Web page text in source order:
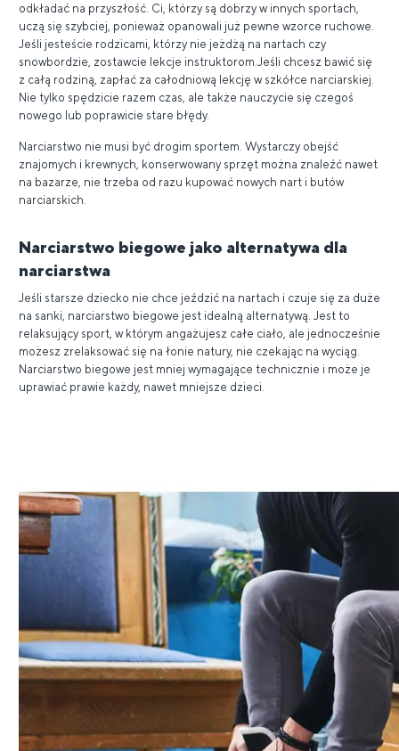
odkładać na przyszłość. Ci, którzy są dobrzy w innych sportach,
uczą się szybciej, ponieważ opanowali już pewne wzorce ruchowe.
Jeśli jesteście rodzicami, którzy nie jeżdżą na nartach czy
snowbordzie, zostawcie lekcje instruktorom.Jeśli chcesz bawić się
z całą rodziną, zapłać za całodniową lekcję w szkółce narciarskiej.
Nie tylko spędzicie razem czas, ale także nauczycie się czegoś
nowego lub poprawicie stare błędy.
Narciarstwo nie musi być drogim sportem. Wystarczy obejść
znajomych i krewnych, konserwowany sprzęt można znaleźć nawet
na bazarze, nie trzeba od razu kupować nowych nart i butów
narciarskich.
Narciarstwo biegowe jako alternatywa dla
narciarstwa
Jeśli starsze dziecko nie chce jeździć na nartach i czuje się za duże
na sanki, narciarstwo biegowe jest idealną alternatywą. Jest to
relaksujący sport, w którym angażujesz całe ciało, ale jednocześnie
możesz zrelaksować się na łonie natury, nie czekając na wyciąg.
Narciarstwo biegowe jest mniej wymagające technicznie i może je
uprawiać prawie każdy, nawet mniejsze dzieci.